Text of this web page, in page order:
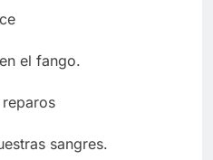
el fango.
sangres.